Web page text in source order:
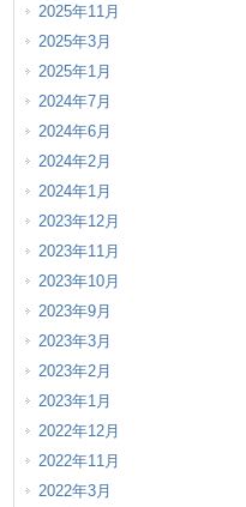
2025年11月
2025年3月
2025年1月
2024年7月
2024年6月
2024年2月
2024年1月
2023年12月
2023年11月
2023年10月
2023年9月
2023年3月
2023年2月
2023年1月
2022年12月
2022年11月
2022年3月